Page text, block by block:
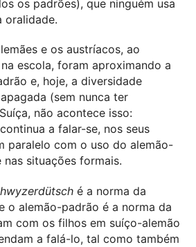
os padrões), que ninguém usa
oralidade.
e os austríacos, ao
escola, foram aproximando a
e, hoje, a diversidade
(sem nunca ter
não acontece isso:
continua a falar-se, nos seus
paralelo com o uso do alemão-
situações formais.
é a norma da
o alemão-padrão é a norma da
com os filhos em suíço-alemão
a falá-lo, tal como também